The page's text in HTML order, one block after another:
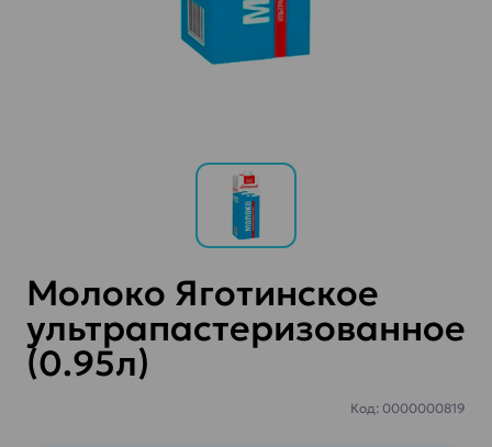
Молоко Яготинское
ультрапастеризованное
(0.95л)
Код: 0000000819